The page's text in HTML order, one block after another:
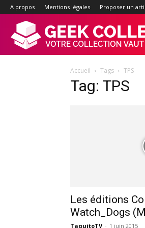
A propos Mentions légales Proposer un
Accueil Tags TPS
Tag: TPS
Les éditions
Watch_Dogs
TaquitoTV - 1 juin 2015